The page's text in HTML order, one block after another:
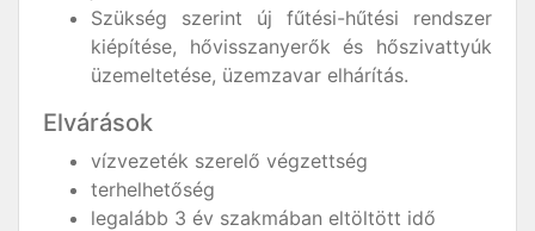
Szükség szerint új fűtési-hűtési rendszer
kiépítése, hővisszanyerők és hőszivattyúk
üzemeltetése, üzemzavar elhárítás.
Elvárások
vízvezeték szerelő végzettség
terhelhetőség
legalább 3 év szakmában eltöltött idő